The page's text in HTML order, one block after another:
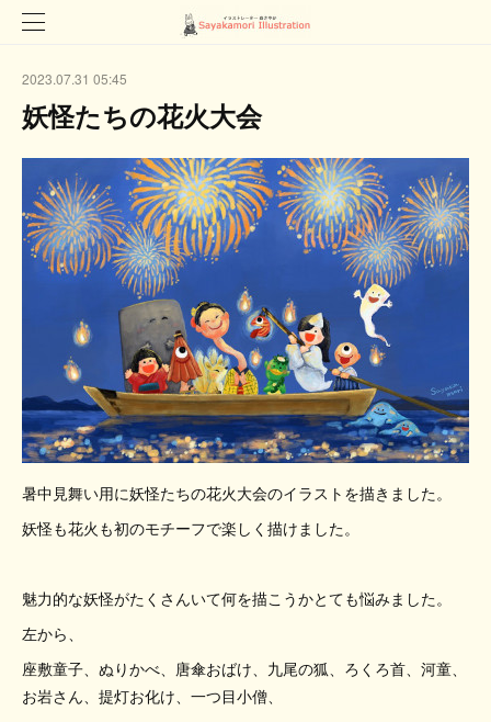
2023.07.31 05:45
妖怪たちの花火大会
暑中見舞い用に妖怪たちの花火大会のイラストを描きました。
妖怪も花火も初のモチーフで楽しく描けました。
魅力的な妖怪がたくさんいて何を描こうかとても悩みました。
左から、
座敷童子、ぬりかべ、唐傘おばけ、九尾の狐、ろくろ首、河童、
お岩さん、提灯お化け、一つ目小僧、